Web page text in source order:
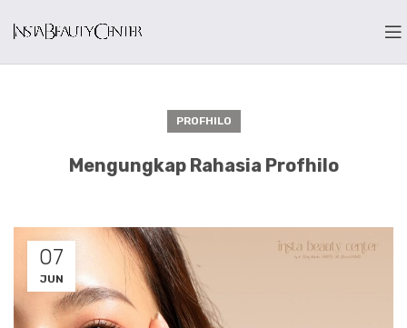
PROFHILO
Mengungkap Rahasia Profhilo
07
JUN